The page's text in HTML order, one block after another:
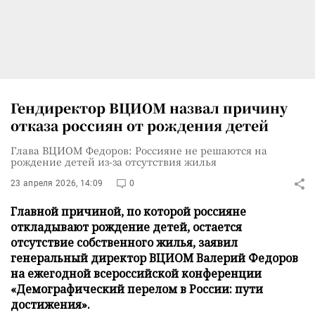
Гендиректор ВЦИОМ назвал причину
отказа россиян от рождения детей
Глава ВЦИОМ Федоров: Россияне не решаются на
рождение детей из-за отсутствия жилья
23 апреля 2026, 14:09 0
Главной причиной, по которой россияне
откладывают рождение детей, остается
отсутствие собственного жилья, заявил
генеральный директор ВЦИОМ Валерий Федоров
на ежегодной всероссийской конференции
«Демографический перелом в России: пути
достижения».